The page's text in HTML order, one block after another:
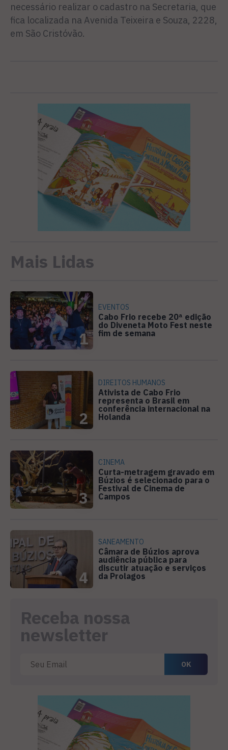
necessário realizar o cadastro na Secretaria, que
fica localizada na Avenida Teixeira e Souza, 2228,
em São Cristóvão.
Mais Lidas
1
EVENTOS
Cabo Frio recebe 20ª edição
do Diveneta Moto Fest neste
fim de semana
2
DIREITOS HUMANOS
Ativista de Cabo Frio
representa o Brasil em
conferência internacional na
Holanda
3
CINEMA
Curta-metragem gravado em
Búzios é selecionado para o
Festival de Cinema de
Campos
4
SANEAMENTO
Câmara de Búzios aprova
audiência pública para
discutir atuação e serviços
da Prolagos
Receba nossa
newsletter